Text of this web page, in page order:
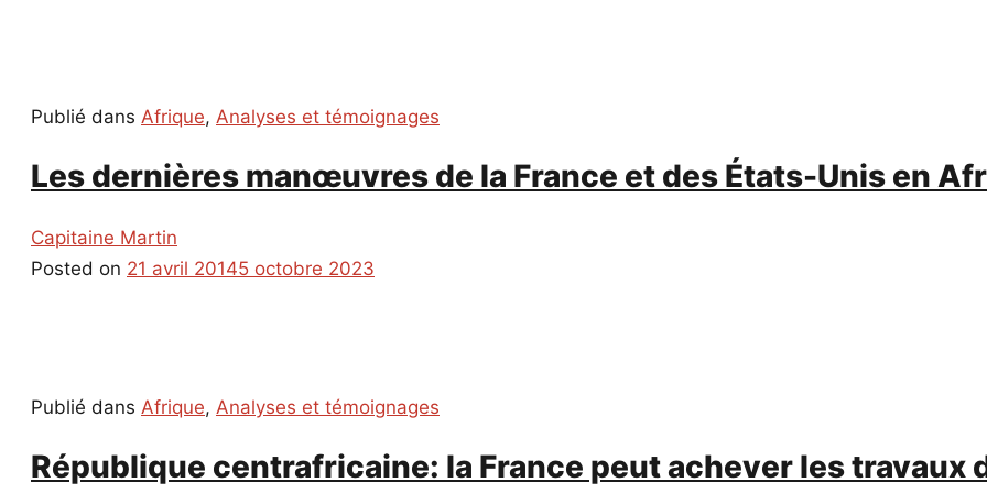
Publié dans Afrique, Analyses et témoignages
Les dernières manœuvres de la France et des États-Unis en
Capitaine Martin
Posted on 21 avril 20145 octobre 2023
Publié dans Afrique, Analyses et témoignages
République centrafricaine: la France peut achever les travaux